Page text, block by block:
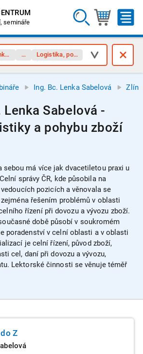
semináře
Sabelová
Zlín Logistika, pohyb zboží
Ing. Bc. Lenka Sabelová Zlín
Lenka Sabelová -
a pohybu zboží
sebou má více jak dvacetiletou praxi u
Celní správy ČR, kde působila na
vedoucích pozicích a věnovala se
zejména řešením problémů v oblasti
řízení při dovozu a vývozu zboží.
době působí v soukromém
poradenství v celní oblasti a v oblasti
je celní řízení, původ zboží,
cel, daní při dovozu a vývozu,
Lektorské činnosti se věnuje téměř
Z